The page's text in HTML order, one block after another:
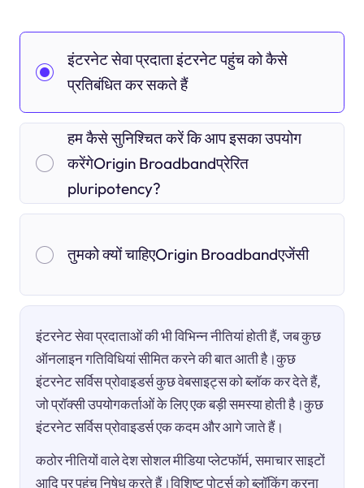
इंटरनेट सेवा प्रदाता इंटरनेट पहुंच को कैसे
प्रतिबंधित कर सकते हैं
हम कैसे सुनिश्चित करें कि आप इसका उपयोग
करेंगेOrigin Broadbandप्रेरित
pluripotency?
तुमको क्यों चाहिएOrigin Broadbandएजेंसी
इंटरनेट सेवा प्रदाताओं की भी विभिन्न नीतियां होती हैं, जब कुछ
ऑनलाइन गतिविधियां सीमित करने की बात आती है।कुछ
इंटरनेट सर्विस प्रोवाइडर्स कुछ वेबसाइट्स को ब्लॉक कर देते हैं,
जो प्रॉक्सी उपयोगकर्ताओं के लिए एक बड़ी समस्या होती है।कुछ
इंटरनेट सर्विस प्रोवाइडर्स एक कदम और आगे जाते हैं।
कठोर नीतियों वाले देश सोशल मीडिया प्लेटफॉर्म, समाचार साइटों
आदि पर पहुंच निषेध करते हैं।विशिष्ट पोर्ट्स को ब्लॉकिंग करना